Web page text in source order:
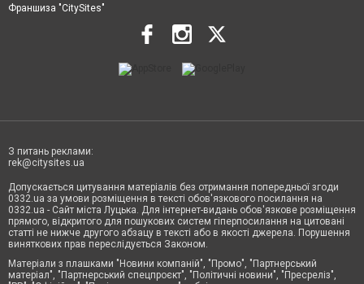
Франшиза "CitySites"
З питань реклами:
rek@citysites.ua
Допускається цитування матеріалів без отримання попередньої згоди
0332.ua за умови розміщення в тексті обов'язкового посилання на
0332.ua - Сайт міста Луцька. Для інтернет-видань обов'язкове розміщення
прямого, відкритого для пошукових систем гіперпосилання на цитовані
статті не нижче другого абзацу в тексті або в якості джерела. Порушення
виняткових прав переслідується Законом.
Матеріали з плашками "Новини компаній", "Промо", "Партнерський
матеріал", "Партнерський спецпроєкт", "Політичні новини", "Пресреліз",